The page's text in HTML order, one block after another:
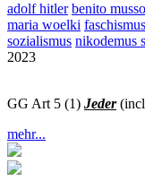
adolf hitler benito
maria woelki faschismus
sozialismus nikodemus
2023
GG Art 5 (1) Jeder
mehr...